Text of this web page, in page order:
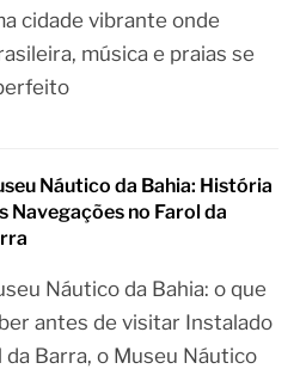
cidade vibrante onde
música e praias se
Náutico da Bahia: História
Navegações no Farol da
Náutico da Bahia: o que
antes de visitar Instalado
Barra, o Museu Náutico